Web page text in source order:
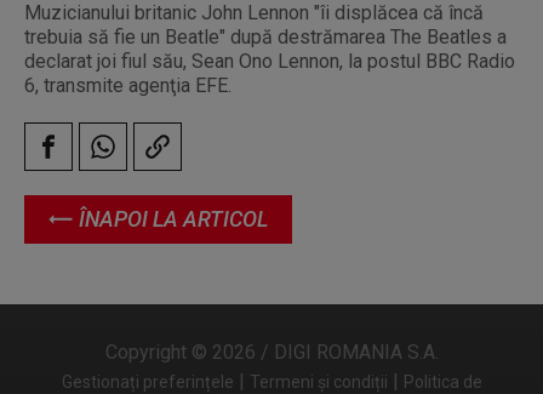
ÎNAPOI LA ARTICOL
Muzicianului britanic John Lennon "îi displăcea că încă
trebuia să fie un Beatle" după destrămarea The Beatles a
declarat joi fiul său, Sean Ono Lennon, la postul BBC Radio
6, transmite agenţia EFE.
Copyright © 2026 / DIGI ROMANIA S.A.
Gestionați preferințele Termeni și condiții
Politica de